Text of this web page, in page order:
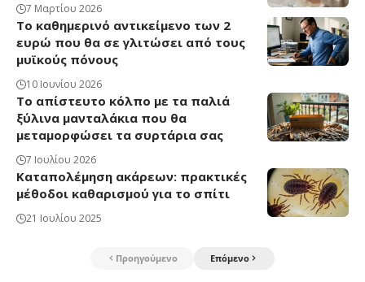
7 Μαρτίου 2026
Το καθημερινό αντικείμενο των 2
ευρώ που θα σε γλιτώσει από τους
μυϊκούς πόνους
10 Ιουνίου 2026
Το απίστευτο κόλπο με τα παλιά
ξύλινα μανταλάκια που θα
μεταμορφώσει τα συρτάρια σας
7 Ιουλίου 2026
Καταπολέμηση ακάρεων: πρακτικές
μέθοδοι καθαρισμού για το σπίτι
21 Ιουλίου 2025
Προηγούμενο Επόμενο